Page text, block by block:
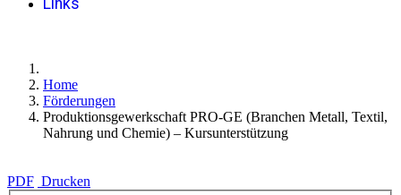
Links
Home
Förderungen
Produktionsgewerkschaft PRO-GE (Branchen Metall, Textil,
Nahrung und Chemie) – Kursunterstützung
PDF Drucken